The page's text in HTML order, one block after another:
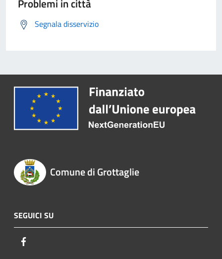
Problemi in città
Segnala disservizio
Comune di Grottaglie
SEGUICI SU